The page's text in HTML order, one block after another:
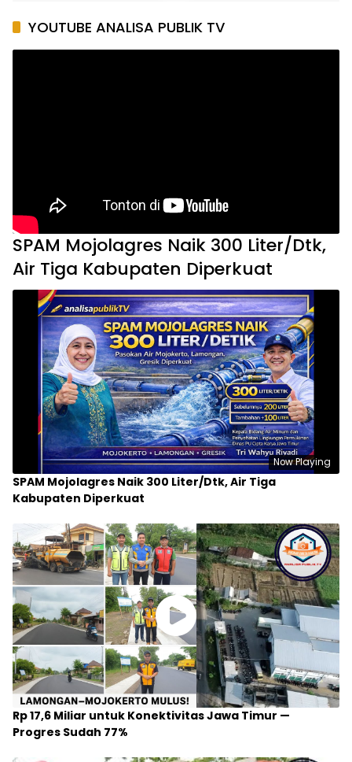
YOUTUBE ANALISA PUBLIK TV
SPAM Mojolagres Naik 300 Liter/Dtk,
Air Tiga Kabupaten Diperkuat
Now Playing
SPAM Mojolagres Naik 300 Liter/Dtk, Air Tiga
Kabupaten Diperkuat
Rp 17,6 Miliar untuk Konektivitas Jawa Timur —
Progres Sudah 77%